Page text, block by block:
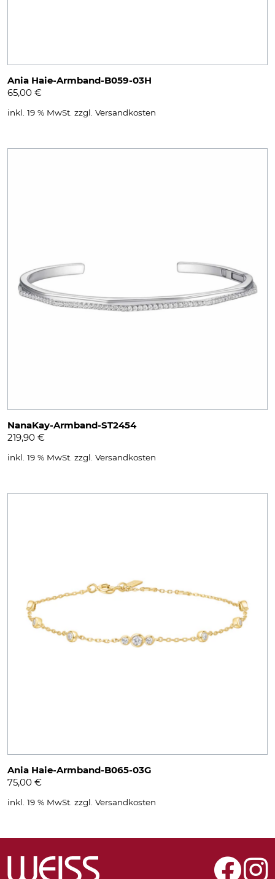
Ania Haie-Armband-B059-03H
65,00 €
inkl. 19 % MwSt. zzgl. Versandkosten
NanaKay-Armband-ST2454
219,90 €
inkl. 19 % MwSt. zzgl. Versandkosten
Ania Haie-Armband-B065-03G
75,00 €
inkl. 19 % MwSt. zzgl. Versandkosten